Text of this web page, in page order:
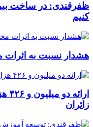
ظفرقندی: در ساخت
کنیم
هشدار نسبت به
زائران